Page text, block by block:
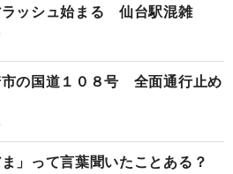
ラッシュ始まる 仙台駅混雑
の国道１０８号 全面通行止め
ま」って言葉聞いたことある？